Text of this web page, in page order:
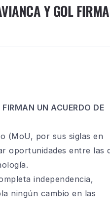
Y GOL
UN ACUERDO DE
(MoU, por sus siglas en
oportunidades entre las
independencia,
ningún cambio en las